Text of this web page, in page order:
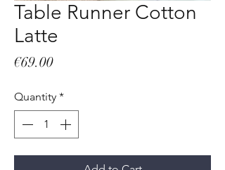
Table Runner Cotton
Latte
€69.00Price
Quantity *